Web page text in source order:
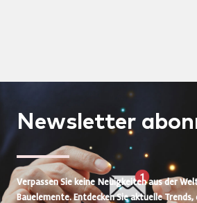
Newsletter
Verpassen Sie keine Neuigkeiten aus der
Bauelemente. Entdecken Sie aktuelle